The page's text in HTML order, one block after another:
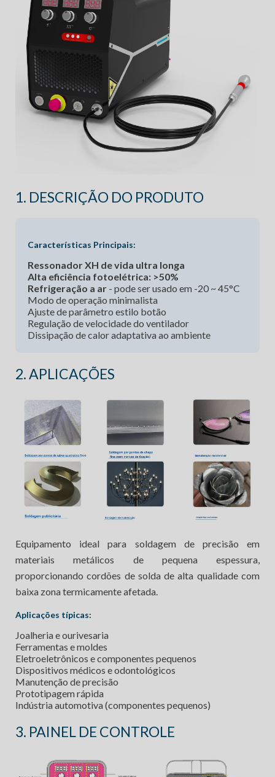
1. DESCRIÇÃO DO PRODUTO
Características Principais:
Ressonador XH de vida ultra longa
Alta eficiência fotoelétrica: >50%
Refrigeração a ar - pode ser usado em -20 ~ 45°C
Modo de operação minimalista
Ajuste de parâmetro estilo botão
Regulação de velocidade do ventilador
Dissipação de calor adaptativa ao ambiente
2. APLICAÇÕES
Equipamento ideal para soldagem de precisão em
materiais metálicos de pequena espessura,
proporcionando cordões de solda de alta qualidade com
baixa zona termicamente afetada.
Aplicações típicas:
Joalheria e ourivesaria
Ferramentas e moldes
Eletroeletrônicos e componentes pequenos
Dispositivos médicos e odontológicos
Manutenção de precisão
Prototipagem rápida
Indústria automotiva (componentes pequenos)
3. PAINEL DE CONTROLE